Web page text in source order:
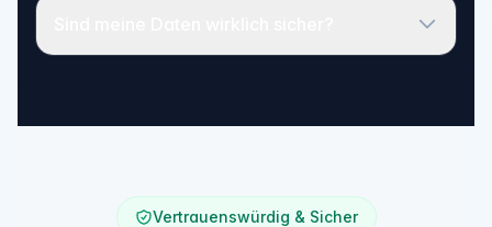
Vertrauenswürdig & Sicher